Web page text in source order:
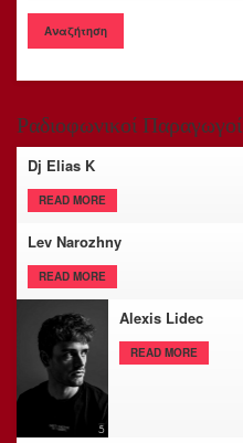
Ραδιοφωνικοί Παραγωγοί
Dj Elias K
READ MORE
Lev Narozhny
READ MORE
Alexis Lidec
READ MORE